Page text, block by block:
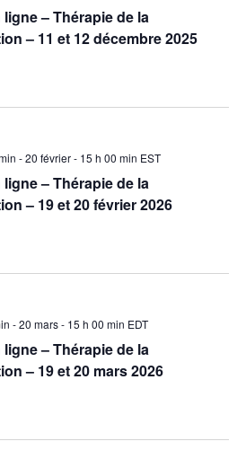
– Thérapie de la
– 11 et 12 décembre 2025
– Thérapie de la
– 19 et 20 février 2026
-20 février - 15 h 00 min EST
– Thérapie de la
– 19 et 20 mars 2026
-20 mars - 15 h 00 min EDT